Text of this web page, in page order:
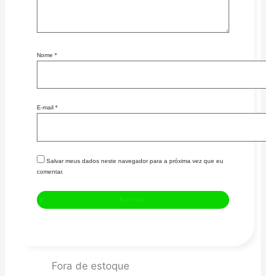
Nome *
E-mail *
Salvar meus dados neste navegador para a próxima vez que eu
comentar.
Fora de estoque